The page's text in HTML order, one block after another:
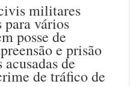
militares
vários
posse de
e prisão
de
de tráfico de